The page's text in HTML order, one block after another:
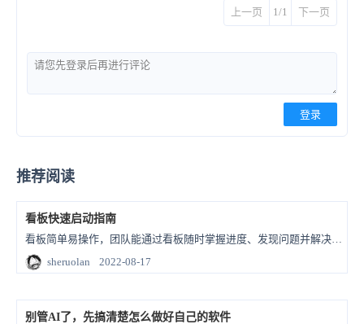
上一页 1/1 下一页
登录
推荐阅读
看板快速启动指南
sheruolan
2022-08-17
别管AI了，先搞清楚怎么做好自己的软件